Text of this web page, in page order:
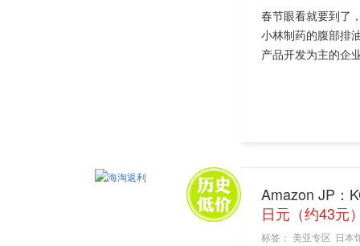
春节眼看就要到了
小林制药的腹部排
产品开发为主的企
Amazon JP：
日元（约43元
标签： 美亚专区 日本